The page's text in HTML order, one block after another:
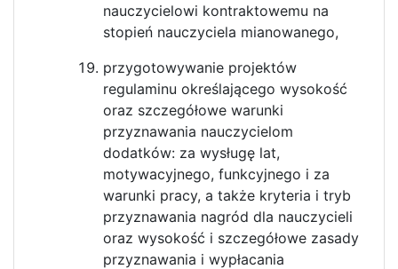
nauczycielowi kontraktowemu na
stopień nauczyciela mianowanego,
przygotowywanie projektów
regulaminu określającego wysokość
oraz szczegółowe warunki
przyznawania nauczycielom
dodatków: za wysługę lat,
motywacyjnego, funkcyjnego i za
warunki pracy, a także kryteria i tryb
przyznawania nagród dla nauczycieli
oraz wysokość i szczegółowe zasady
przyznawania i wypłacania